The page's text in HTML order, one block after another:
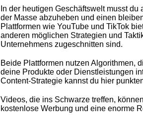
In der heutigen Geschäftswelt musst
der Masse abzuheben und einen
Plattformen wie YouTube und TikTok
anderen möglichen Strategien und
Unternehmens zugeschnitten sind.
Beide Plattformen nutzen Algorithmen,
deine Produkte oder Dienstleistungen
Content-Strategie kannst du hier
Videos, die ins Schwarze treffen,
kostenlose Werbung und eine enorme